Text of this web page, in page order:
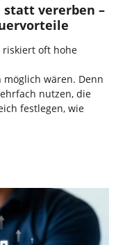
vererben –
oft hohe
wären. Denn
nutzen, die
festlegen, wie